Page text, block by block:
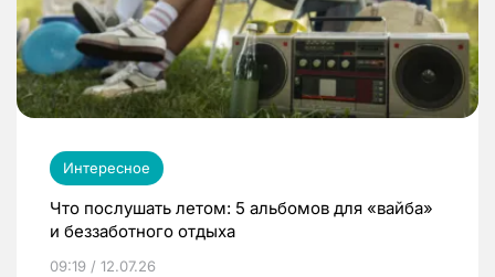
Интересное
Что послушать летом: 5 альбомов для «вайба»
и беззаботного отдыха
09:19 / 12.07.26